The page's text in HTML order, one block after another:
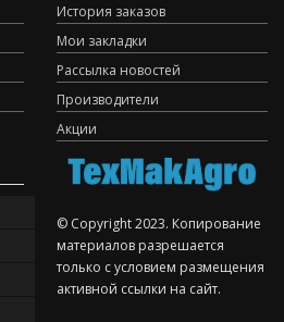
История заказов
Мои закладки
Рассылка новостей
Производители
Акции
© Copyright 2023. Копирование
материалов разрешается
только с условием размещения
активной ссылки на сайт.